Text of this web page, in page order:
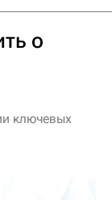
о
ключевых